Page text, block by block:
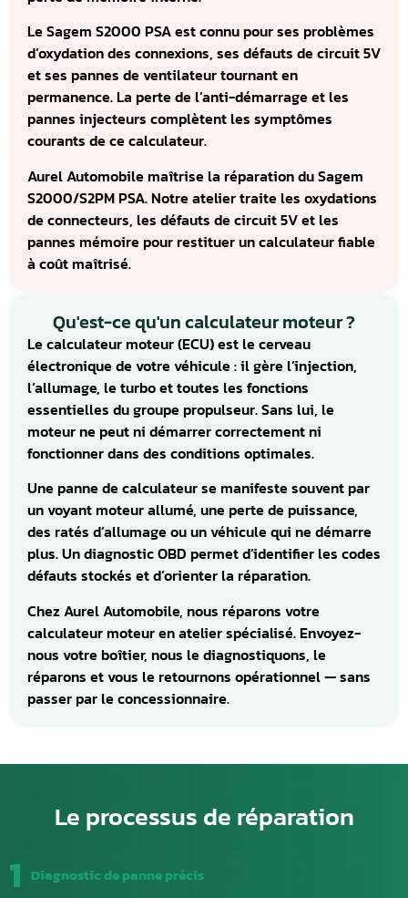
Le Sagem S2000 PSA est connu pour ses problèmes
d’oxydation des connexions, ses défauts de circuit 5V
et ses pannes de ventilateur tournant en
permanence. La perte de l’anti-démarrage et les
pannes injecteurs complètent les symptômes
courants de ce calculateur.
Aurel Automobile maîtrise la réparation du Sagem
S2000/S2PM PSA. Notre atelier traite les oxydations
de connecteurs, les défauts de circuit 5V et les
pannes mémoire pour restituer un calculateur fiable
à coût maîtrisé.
Qu'est-ce qu'un calculateur moteur ?
Le calculateur moteur (ECU) est le cerveau
électronique de votre véhicule : il gère l’injection,
l’allumage, le turbo et toutes les fonctions
essentielles du groupe propulseur. Sans lui, le
moteur ne peut ni démarrer correctement ni
fonctionner dans des conditions optimales.
Une panne de calculateur se manifeste souvent par
un voyant moteur allumé, une perte de puissance,
des ratés d’allumage ou un véhicule qui ne démarre
plus. Un diagnostic OBD permet d’identifier les codes
défauts stockés et d’orienter la réparation.
Chez Aurel Automobile, nous réparons votre
calculateur moteur en atelier spécialisé. Envoyez-
nous votre boîtier, nous le diagnostiquons, le
réparons et vous le retournons opérationnel — sans
passer par le concessionnaire.
Le processus de réparation
1 Diagnostic de panne précis